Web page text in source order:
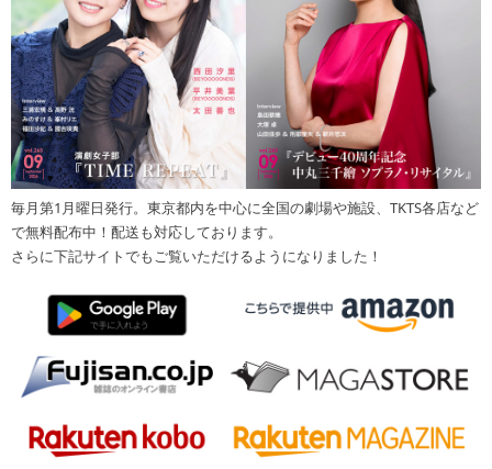
毎月第1月曜日発行。東京都内を中心に全国の劇場や施設、TKTS各店など
で無料配布中！配送も対応しております。
さらに下記サイトでもご覧いただけるようになりました！